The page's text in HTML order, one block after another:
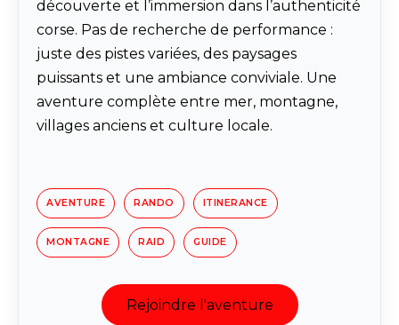
découverte et l’immersion dans l’authenticité
corse. Pas de recherche de performance :
juste des pistes variées, des paysages
puissants et une ambiance conviviale. Une
aventure complète entre mer, montagne,
villages anciens et culture locale.
AVENTURE RANDO ITINERANCE
MONTAGNE RAID GUIDE
Rejoindre l'aventure